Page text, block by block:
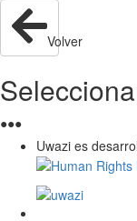
Volver
●●●
Uwazi es